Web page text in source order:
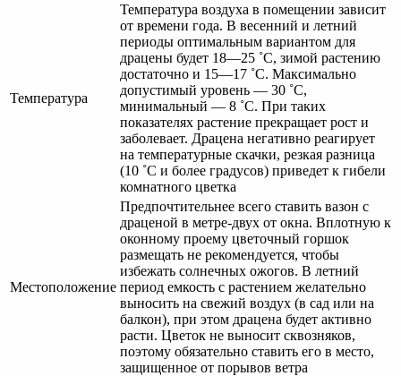
Температура
Температура воздуха в помещении зависит
от времени года. В весенний и летний
периоды оптимальным вариантом для
драцены будет 18—25 ˚С, зимой растению
достаточно и 15—17 ˚С. Максимально
допустимый уровень — 30 ˚С,
минимальный — 8 ˚С. При таких
показателях растение прекращает рост и
заболевает. Драцена негативно реагирует
на температурные скачки, резкая разница
(10 ˚С и более градусов) приведет к гибели
комнатного цветка
Местоположение
Предпочтительнее всего ставить вазон с
драценой в метре-двух от окна. Вплотную к
оконному проему цветочный горшок
размещать не рекомендуется, чтобы
избежать солнечных ожогов. В летний
период емкость с растением желательно
выносить на свежий воздух (в сад или на
балкон), при этом драцена будет активно
расти. Цветок не выносит сквозняков,
поэтому обязательно ставить его в место,
защищенное от порывов ветра